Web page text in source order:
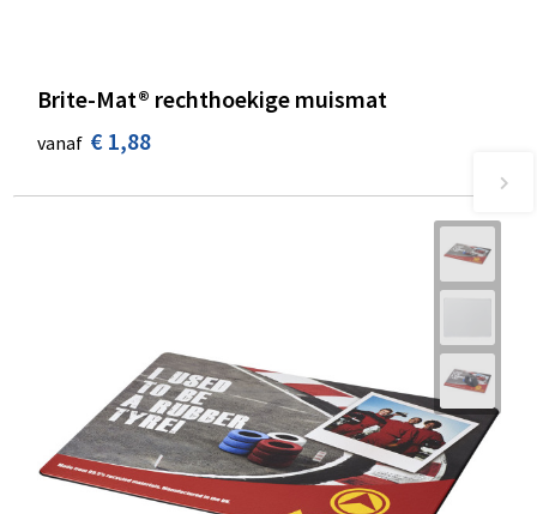
Brite-Mat® rechthoekige muismat
vanaf € 1,88